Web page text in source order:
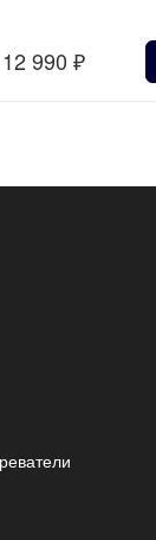
12 990 ₽